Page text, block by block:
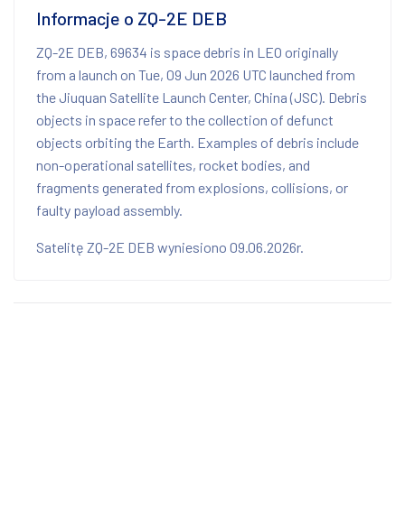
Informacje o ZQ-2E DEB
ZQ-2E DEB, 69634 is space debris in LEO originally
from a launch on Tue, 09 Jun 2026 UTC launched from
the Jiuquan Satellite Launch Center, China (JSC). Debris
objects in space refer to the collection of defunct
objects orbiting the Earth. Examples of debris include
non-operational satellites, rocket bodies, and
fragments generated from explosions, collisions, or
faulty payload assembly.
Satelitę ZQ-2E DEB wyniesiono 09.06.2026r.